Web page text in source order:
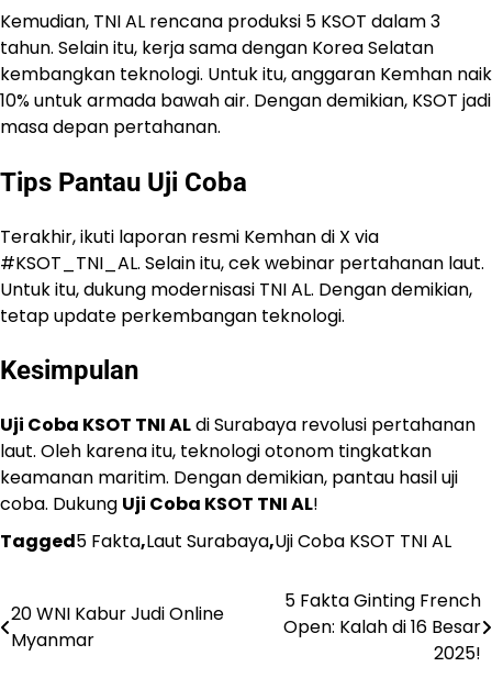
Kemudian, TNI AL rencana produksi 5 KSOT dalam 3
tahun. Selain itu, kerja sama dengan Korea Selatan
kembangkan teknologi. Untuk itu, anggaran Kemhan naik
10% untuk armada bawah air. Dengan demikian, KSOT jadi
masa depan pertahanan.
Tips Pantau Uji Coba
Terakhir, ikuti laporan resmi Kemhan di X via
#KSOT_TNI_AL. Selain itu, cek webinar pertahanan laut.
Untuk itu, dukung modernisasi TNI AL. Dengan demikian,
tetap update perkembangan teknologi.
Kesimpulan
Uji Coba KSOT TNI ALdi Surabaya revolusi pertahanan
laut. Oleh karena itu, teknologi otonom tingkatkan
keamanan maritim. Dengan demikian, pantau hasil uji
coba. Dukung Uji Coba KSOT TNI AL!
Tagged5 Fakta,Laut Surabaya,Uji Coba KSOT TNI AL
Navigasi
pos
20 WNI Kabur Judi Online
Myanmar
5 Fakta Ginting French
Open: Kalah di 16 Besar
2025!